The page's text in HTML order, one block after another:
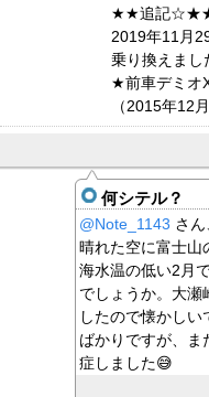
★★追記
2019年11月
乗り換えまし
★前車デミオ
（2015年12
何シテル？
@Note_1143 さん
晴れた空に富士山
海水温の低い2月
でしょうか。大瀬
したので懐かし
ばかりですが、ま
症しました😅